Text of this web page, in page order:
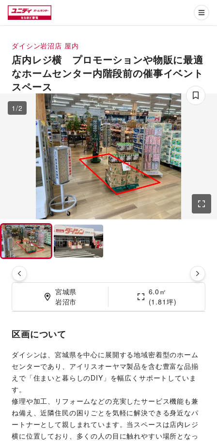
ダイシン岩沼店 屋内
店内レジ横 プロモーションや物販に最適
なホームセンター内階段前の催事イベント
スペース
1 /2
宮城県
岩沼市
6.0㎡
(1.81坪)
区画について
ダイシンは、宮城県を中心に展開する地域密着型のホーム
センターであり、アイリスオーヤマ製品を含む豊富な品揃
えで「住まいと暮らしのDIY」を幅広くサポートしていま
す。
修理や加工、リフォームなどの充実したサービス機能も兼
ね備え、近隣住民の困りごとを気軽に解決できる身近なパ
ートナーとして親しまれています。当スペースは店内レジ
横に位置しており、多くの人の目に触れやすい場所となっ